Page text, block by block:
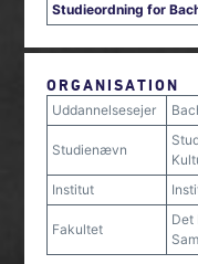
Studieordning for
ORGANISATION
Uddannelsesejer
Studienævn
Institut
Fakultet
Det